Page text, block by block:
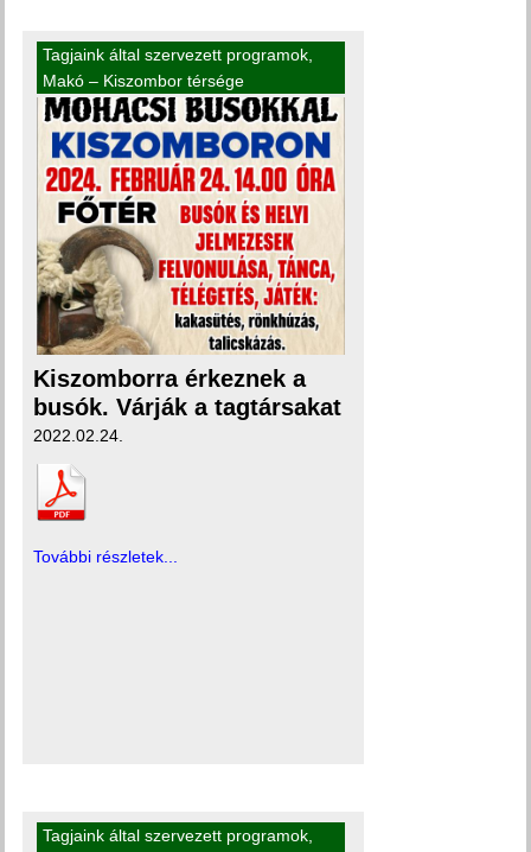
Tagjaink által szervezett programok
Makó – Kiszombor térsége
Kiszomborra érkeznek a
busók. Várják a tagtársakat
2022.02.24.
További részletek...
Tagjaink által szervezett programok